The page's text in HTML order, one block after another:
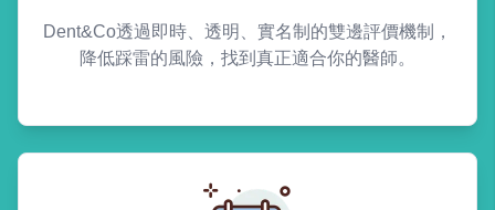
Dent&Co透過即時、透明、實名制的雙邊評價機制，
降低踩雷的風險，找到真正適合你的醫師。